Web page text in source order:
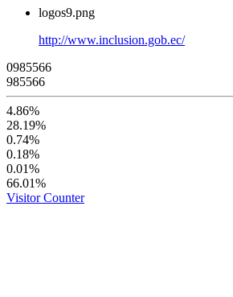
logos9.png
http://www.inclusion.gob.ec/
0985566
985566
4.86%
28.19%
0.74%
0.18%
0.01%
66.01%
Visitor Counter